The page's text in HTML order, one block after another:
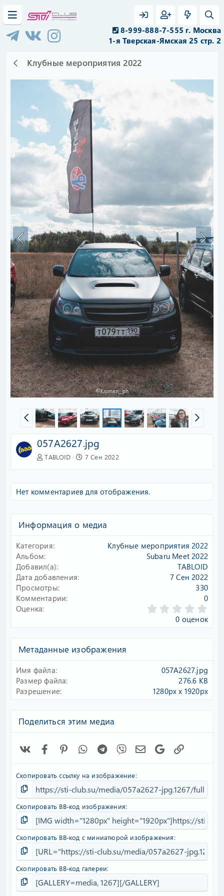
8-999-888-7-555 г. Москва
1-я Тверская-Ямская 25 стр. 2
Клубные мероприятия 2022
057A2627.jpg
TABLOID 7 Сен 2022
Нет комментариев для отображения.
Информация о медиа
Категория
Клубные мероприятия 2022
Альбом
Subaru Meet 2022
Добавил(а)
TABLOID
Дата добавления
7 Сен 2022
Просмотры
330
Комментарии
0
Оценка
.
0
0 оценок
Метаданные изображения
Имя файла
057A2627.jpg
Размер файла
276.6 KB
Разрешение
1280px x 1920px
Поделиться этим медиа
FacebookPinterestWhatsAppTelegram
Viber Электронная почта
Google
Скопировать ссылку на изображение
Скопировать BB-код изображения
Скопировать BB-код с миниатюрой изображения
Скопировать BB-код галереи